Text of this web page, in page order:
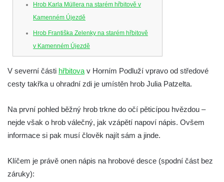
Hrob Karla Müllera na starém hřbitově v
Kamenném Újezdě
Hrob Františka Zelenky na starém hřbitově
v Kamenném Újezdě
Kamenném Újezdě
Hrob Františka Šillera na hřbitově ve
Hrob Josefa Valeše na hřbitově ve Velešíně
Hrob Ladislava Vichra na hřbitově ve
Hrob Františka Bürgera na hřbitově ve
Velešíně
V severní části hřbitova v Horním Podluží vpravo od středové
cesty takřka u ohradní zdi je umístěn hrob Julia Patzelta.
Na první pohled běžný hrob trkne do očí pěticípou hvězdou –
nejde však o hrob válečný, jak vzápětí napoví nápis. Ovšem
informace si pak musí člověk najít sám a jinde.
Klíčem je právě onen nápis na hrobové desce (spodní část bez
záruky):